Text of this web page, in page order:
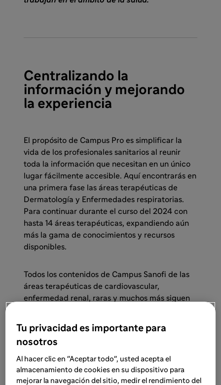
Centralizando la
información y mejorando
la experiencia
El propósito de Campus Pro es simplificar la
vida de los profesionales sanitarios al reunir
toda la información que necesitan en un único
lugar fácilmente accesible. Aquí encontrarás en
una primera fase las áreas terapéuticas de
Dermatología y Enfermedades respiratorias.
Para continuar durante el curso del 2024 con
hasta 14 áreas terapéuticas, expandiendo aún
más la gama de conocimientos y recursos
disponibles.
Todos los contenidos de Campus Sanofi de las
áreas terapéuticas de cardiovascular,
enfermedad renal, raras y muchos más siguen
Acceder a Campus Sanofi →
Tu privacidad es importante para
nosotros
Al hacer clic en "Aceptar todo", usted acepta el
almacenamiento de cookies en su dispositivo para
mejorar la navegación del sitio, medir el rendimiento del